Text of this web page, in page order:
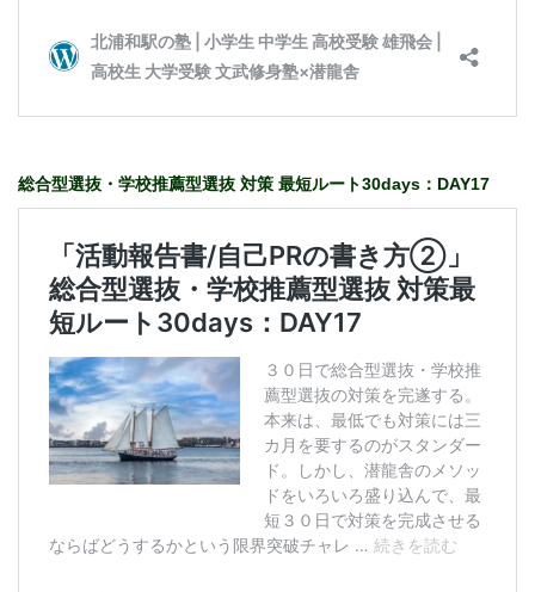
総合型選抜・学校推薦型選抜 対策 最短ルート30days：DAY17